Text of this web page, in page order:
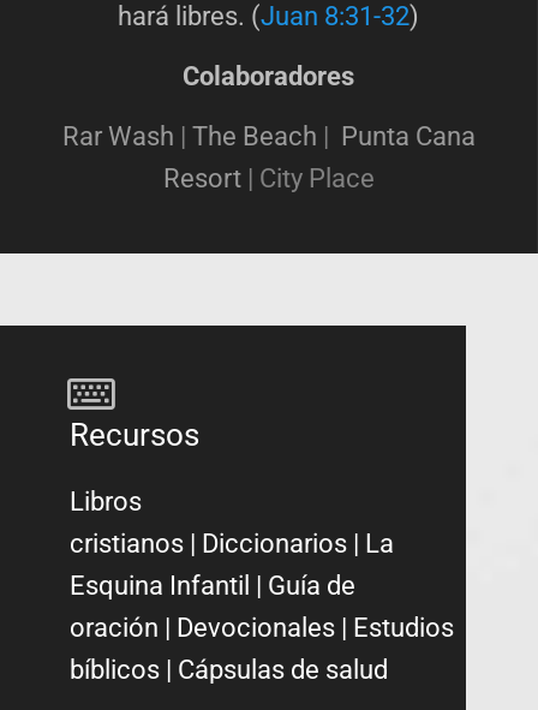
hará libres. (Juan 8:31-32)
Colaboradores
Rar Wash | The Beach | Punta Cana
Resort| City Place
Recursos
Libros
cristianos | Diccionarios | La
Esquina Infantil | Guía de
oración | Devocionales | Estudios
bíblicos | Cápsulas de salud